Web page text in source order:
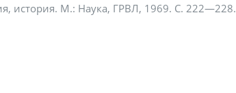
история. М.: Наука, ГРВЛ, 1969. С. 222—228.